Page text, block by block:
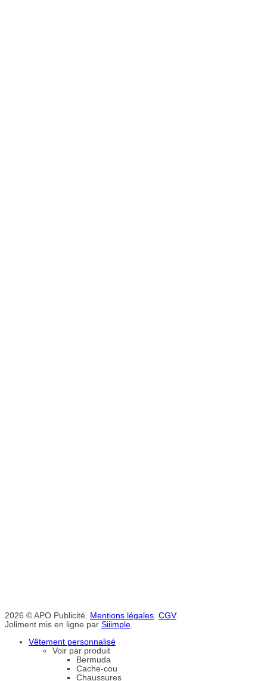
2026 © APO Publicité. Mentions légales CGV.
Joliment mis en ligne par Siiimple
Vêtement personnalisé
Voir par produit
Bermuda
Cache-cou
Chaussures